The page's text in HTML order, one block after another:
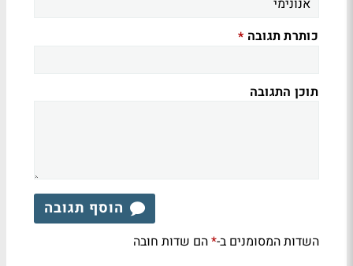
כותרת תגובה *
תוכן התגובה
הוסף תגובה
השדות המסומנים ב-*הם שדות חובה